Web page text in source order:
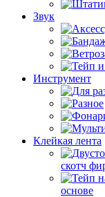
Звук
Инструмент
Клейкая лента
скотч
основе